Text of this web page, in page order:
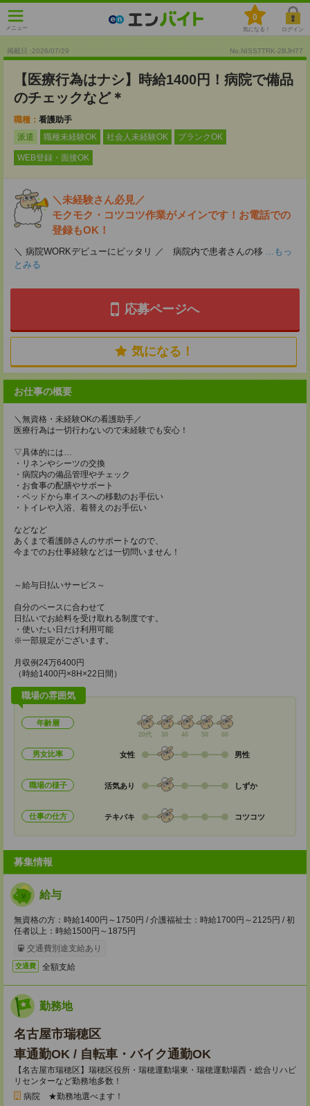
メニュー
0
気になる！ ログイン
掲載日 :2026/07/29 No.NISSTTRK-2BJH77
【医療行為はナシ】時給1400円！病院で備品
のチェックなど＊
職種： 看護助手
派遣
職種未経験OK 社会人未経験OK ブランクOK
WEB登録・面接OK
＼未経験さん必見／
モクモク・コツコツ作業がメインです！お電話での
登録もOK！
＼ 病院WORKデビューにピッタリ ／ 病院内で患者さんの移 ...もっ
とみる
応募ページへ
気になる！
お仕事の概要
＼無資格・未経験OKの看護助手／
医療行為は一切行わないので未経験でも安心！
▽具体的には…
・リネンやシーツの交換
・病院内の備品管理やチェック
・お食事の配膳やサポート
・ベッドから車イスへの移動のお手伝い
・トイレや入浴、着替えのお手伝い
などなど
あくまで看護師さんのサポートなので、
今までのお仕事経験などは一切問いません！
～給与日払いサービス～
自分のペースに合わせて
日払いでお給料を受け取れる制度です。
・使いたい日だけ利用可能
※一部規定がございます。
月収例24万6400円
（時給1400円×8H×22日間）
職場の雰囲気
年齢層
20代 30 40 50 60
男女比率 女性 男性
職場の様子 活気あり しずか
仕事の仕方 テキパキ コツコツ
募集情報
給与
無資格の方：時給1400円～1750円 / 介護福祉士：時給1700円～2125円 / 初
任者以上：時給1500円～1875円
交通費別途支給あり
交通費 全額支給
勤務地
名古屋市瑞穂区
車通勤OK / 自転車・バイク通勤OK
【名古屋市瑞穂区】瑞穂区役所・瑞穂運動場東・瑞穂運動場西・総合リハビ
リセンターなど勤務地多数！
病院 ★勤務地選べます！